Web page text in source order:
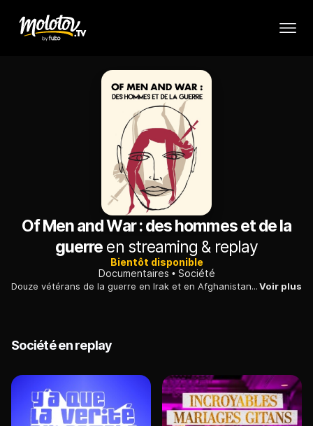
Of Men and War : des hommes et de la
guerre en streaming & replay
Bientôt disponible
Documentaires
Société
Douze vétérans de la guerre en Irak et en Afghanistan tentent de retrouver, avec beaucoup de difficulté, une vie normale une fois de retour auprès des leurs.Voir plus
Société en replay